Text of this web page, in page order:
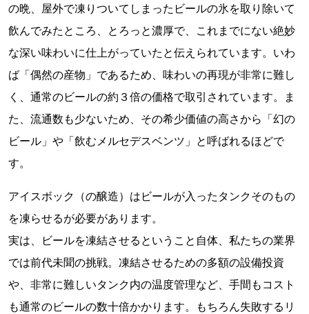
の晩、屋外で凍りついてしまったビールの氷を取り除いて
飲んでみたところ、とろっと濃厚で、これまでにない絶妙
な深い味わいに仕上がっていたと伝えられています。いわ
ば「偶然の産物」であるため、味わいの再現が非常に難し
く、通常のビールの約３倍の価格で取引されています。ま
た、流通数も少ないため、その希少価値の高さから「幻の
ビール」や「飲むメルセデスベンツ」と呼ばれるほどで
す。
アイスボック（の醸造）はビールが入ったタンクそのもの
を凍らせるが必要があります。
実は、ビールを凍結させるということ自体、私たちの業界
では前代未聞の挑戦。凍結させるための多額の設備投資
や、非常に難しいタンク内の温度管理など、手間もコスト
も通常のビールの数十倍かかります。もちろん失敗するリ